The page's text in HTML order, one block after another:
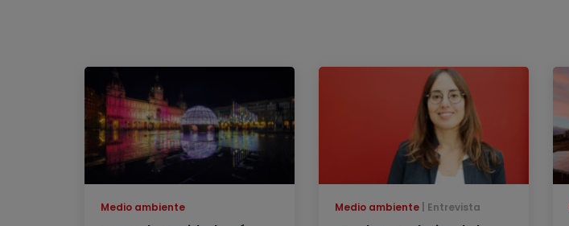
Medio ambiente Medio ambiente Entrevista